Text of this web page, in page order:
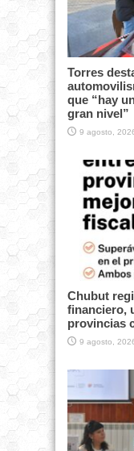
Torres
que “hay
gran nivel”
9 agosto,
Chubut
financiero,
provincias
9 agosto,